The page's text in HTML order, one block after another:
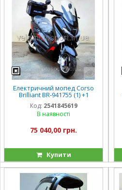
Електричний мопед Corso
Brilliant BR-941755 (1) +1
ЯЩИК АКУМ., +1 ЯЩИК
БАГАЖНИК, двигун 2000W,
акумулятор 72V/
Код: 2541845619
В наявності
75 040,00 грн.
Купити